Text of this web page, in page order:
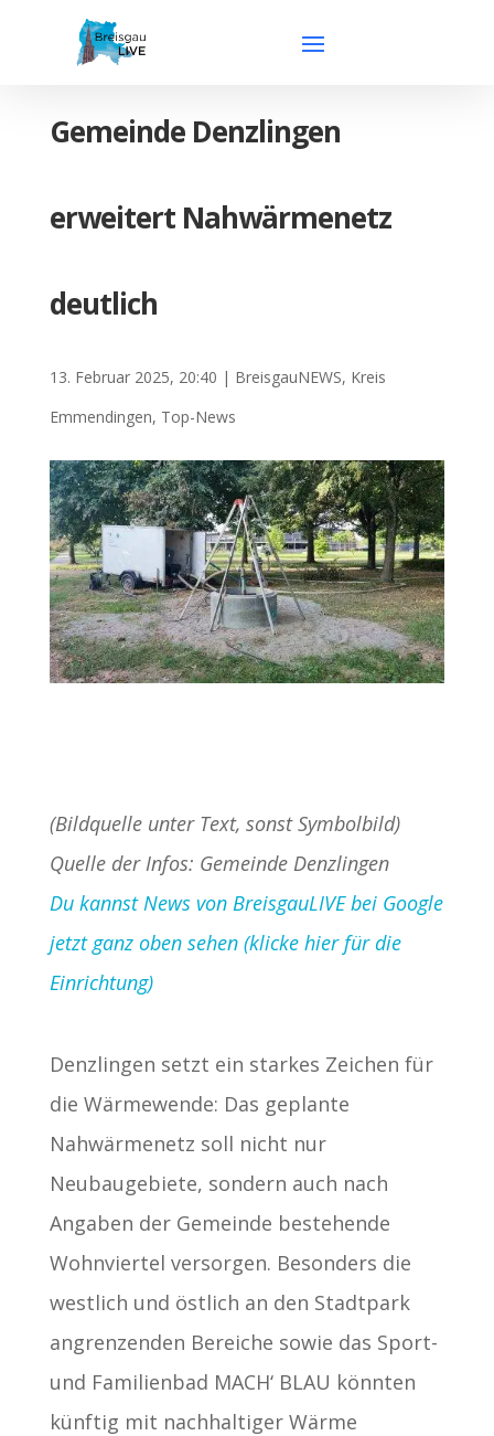
Gemeinde Denzlingen
erweitert Nahwärmenetz
deutlich
13. Februar 2025, 20:40 | BreisgauNEWS, Kreis
Emmendingen, Top-News
(Bildquelle unter Text, sonst Symbolbild)
Quelle der Infos: Gemeinde Denzlingen
Du kannst News von BreisgauLIVE bei Google
jetzt ganz oben sehen (klicke hier für die
Einrichtung)
Denzlingen setzt ein starkes Zeichen für
die Wärmewende: Das geplante
Nahwärmenetz soll nicht nur
Neubaugebiete, sondern auch nach
Angaben der Gemeinde bestehende
Wohnviertel versorgen. Besonders die
westlich und östlich an den Stadtpark
angrenzenden Bereiche sowie das Sport-
und Familienbad MACH‘ BLAU könnten
künftig mit nachhaltiger Wärme